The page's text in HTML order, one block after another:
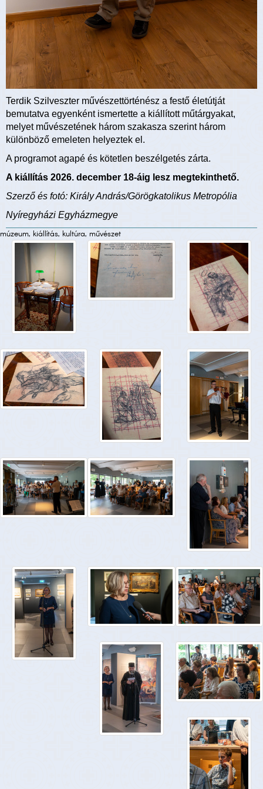
Terdik Szilveszter művészettörténész a festő életútját
bemutatva egyenként ismertette a kiállított műtárgyakat,
melyet művészetének három szakasza szerint három
különböző emeleten helyeztek el.
A programot agapé és kötetlen beszélgetés zárta.
A kiállítás 2026. december 18-áig lesz megtekinthető.
Szerző és fotó: Király András/Görögkatolikus Metropólia
Nyíregyházi Egyházmegye
múzeum, kiállítás, kultúra, művészet